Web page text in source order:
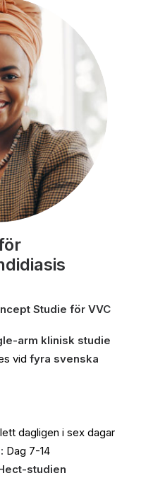
Studie för VVC
arm klinisk studie
vid fyra svenska
dagligen i sex dagar
Dag 7-14
studien